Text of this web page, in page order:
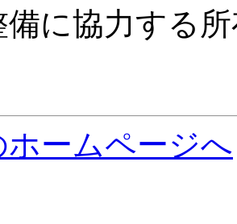
備に協力する
ホームページへ